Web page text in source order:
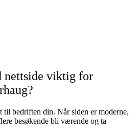
nettside viktig for
bedriften din. Når siden er moderne,
besøkende bli værende og ta